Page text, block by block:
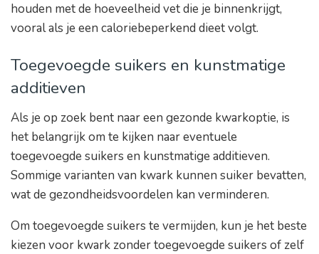
houden met de hoeveelheid vet die je binnenkrijgt,
vooral als je een caloriebeperkend dieet volgt.
Toegevoegde suikers en kunstmatige
additieven
Als je op zoek bent naar een gezonde kwarkoptie, is
het belangrijk om te kijken naar eventuele
toegevoegde suikers en kunstmatige additieven.
Sommige varianten van kwark kunnen suiker bevatten,
wat de gezondheidsvoordelen kan verminderen.
Om toegevoegde suikers te vermijden, kun je het beste
kiezen voor kwark zonder toegevoegde suikers of zelf